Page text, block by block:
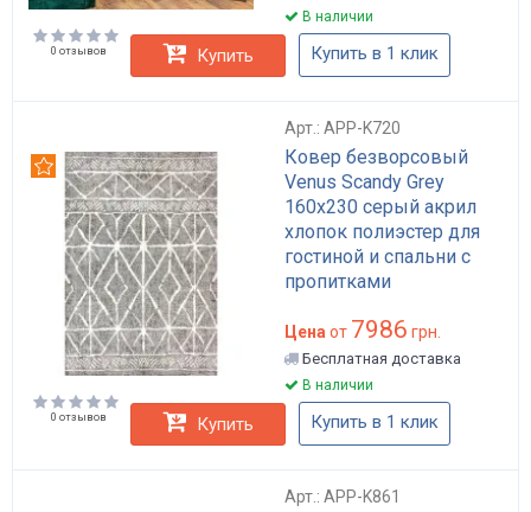
В наличии
0 отзывов Купить Купить в 1 клик
Арт.: APP-K720
Ковер безворсовый
Venus Scandy Grey
160х230 серый акрил
хлопок полиэстер для
гостиной и спальни с
пропитками
APP-K720
Рекомендуем
Цена от 7986 грн.
Бесплатная доставка
В наличии
0 отзывов Купить Купить в 1 клик
Арт.: APP-K861